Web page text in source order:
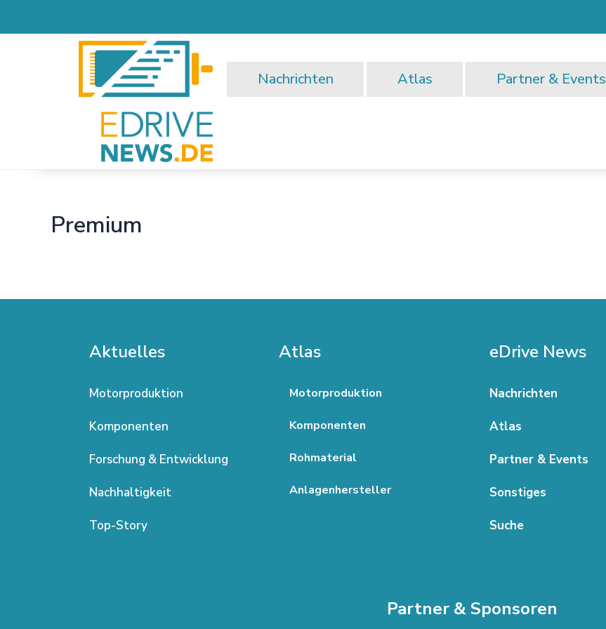
Nachrichten Atlas Partner & Events
Premium
Aktuelles
Motorproduktion
Komponenten
Forschung & Entwicklung
Nachhaltigkeit
Top-Story
Atlas
Motorproduktion
Komponenten
Rohmaterial
Anlagenhersteller
eDrive News
Nachrichten
Atlas
Partner & Events
Sonstiges
Suche
Partner & Sponsoren